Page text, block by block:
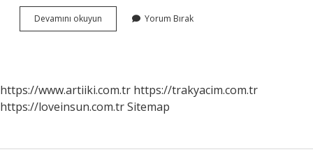
Devamını okuyun
Çay
Yorum Bırak
https://www.artiiki.com.tr https://trakyacim.com.tr
https://loveinsun.com.trSitemap